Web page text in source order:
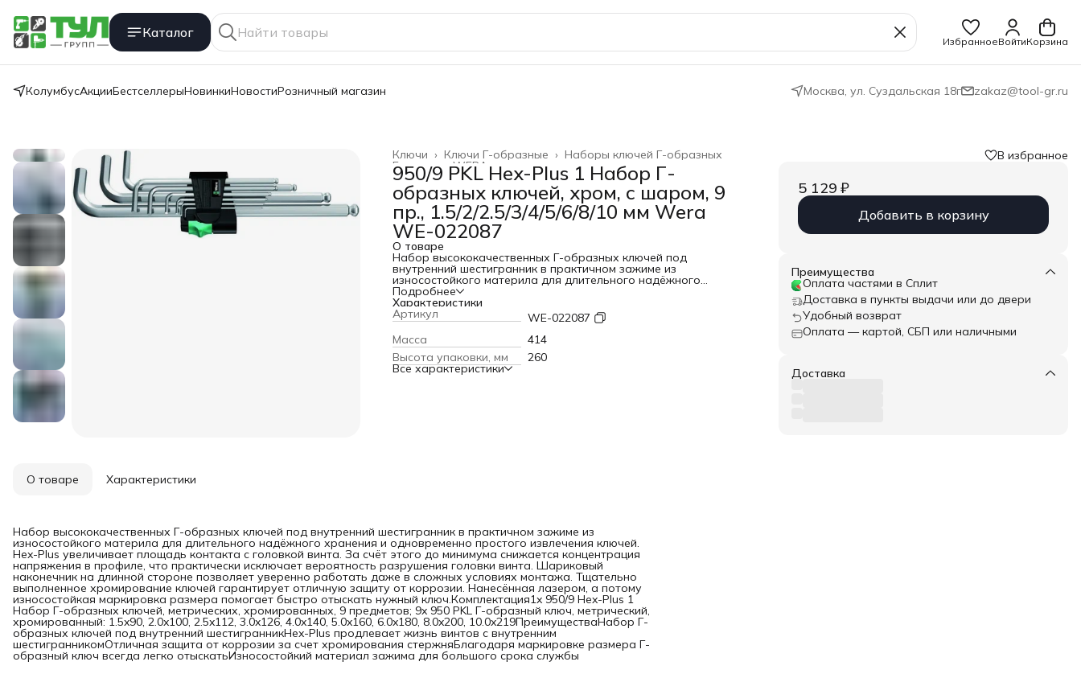
Каталог
ИзбранноеВойтиКорзина
КолумбусАкцииБестселлерыНовинкиНовостиРозничный магазин Москва, ул. Суздальская 18г zakaz@tool-gr.ru
Наборы ключей Г-образных
Ключи Г-образные ›
Ключи ›
WERA
Главная
950/9 PKL Hex-Plus 1 Набор Г-
образных ключей, хром, с шаром, 9
пр., 1.5/2/2.5/3/4/5/6/8/10 мм Wera
WE-022087
О товаре
Набор высококачественных Г-образных ключей под
внутренний шестигранник в практичном зажиме из
износостойкого материла для длительного надёжного
хранения и одновременно простого извлечения ключей. Hex-
Plus увеличивает площадь контакта с головкой винта. За счёт
этого до минимума снижается концентрация напряжения в
профиле, что практически исключает вероятность разрушения
головки винта. Шариковый наконечник на длинной стороне
позволяет уверенно работать даже в сложных условиях
монтажа. Тщательно выполненное хромирование ключей
гарантирует отличную защиту от коррозии. Нанесённая
Подробнее
Характеристики
Артикул
WE-022087
Масса
414
Высота упаковки, мм
260
Все характеристики
В избранное
5 129 ₽
Добавить в корзину
Преимущества
Оплата частями в Сплит
Доставка в пункты выдачи или до двери
Удобный возврат
Оплата — картой, СБП или наличными
Доставка
О товаре Характеристики
Набор высококачественных Г-образных ключей под внутренний шестигранник в практичном зажиме из
износостойкого материла для длительного надёжного хранения и одновременно простого извлечения ключей.
Hex-Plus увеличивает площадь контакта с головкой винта. За счёт этого до минимума снижается концентрация
напряжения в профиле, что практически исключает вероятность разрушения головки винта. Шариковый
наконечник на длинной стороне позволяет уверенно работать даже в сложных условиях монтажа. Тщательно
выполненное хромирование ключей гарантирует отличную защиту от коррозии. Нанесённая лазером, а потому
износостойкая маркировка размера помогает быстро отыскать нужный ключ.Комплектация1x 950/9 Hex-Plus 1
Набор Г-образных ключей, метрических, хромированных, 9 предметов; 9x 950 PKL Г-образный ключ, метрический,
хромированный: 1.5x90, 2.0x100, 2.5x112, 3.0x126, 4.0x140, 5.0x160, 6.0x180, 8.0x200, 10.0x219ПреимуществаНабор Г-
образных ключей под внутренний шестигранникHex-Plus продлевает жизнь винтов с внутренним
шестигранникомОтличная защита от коррозии за счет хромирования стержняБлагодаря маркировке размера Г-
образный ключ всегда легко отыскатьИзносостойкий материал зажима для большого срока службы